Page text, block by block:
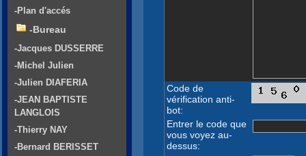
Code de
vérification anti-
bot:
Entrer le code que
vous voyez au-
dessus:
-Plan d'accés
-Bureau
-Jacques DUSSERRE
-Michel Julien
-Julien DIAFERIA
-JEAN BAPTISTE
LANGLOIS
-Thierry NAY
-Bernard BERISSET